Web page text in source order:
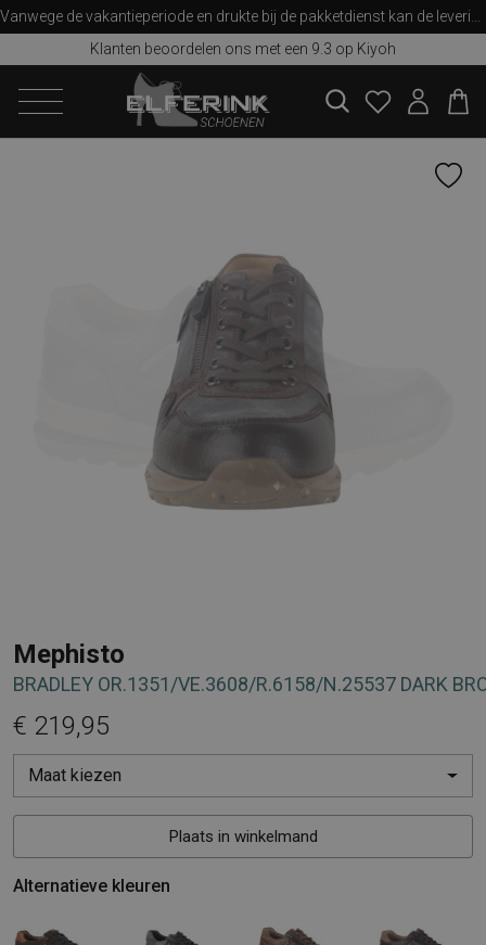
Klanten beoordelen ons met een 9.3 op Kiyoh
zoeken
Mephisto
BRADLEY OR.1351/VE.3608/R.6158/N.25537 DARK
€ 219,95
Maat kiezen
Plaats in winkelmand
Alternatieve kleuren